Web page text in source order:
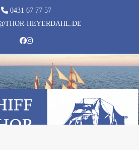
0431 67 77 57
HEYERDAHL.DE
Facebook
Instagram